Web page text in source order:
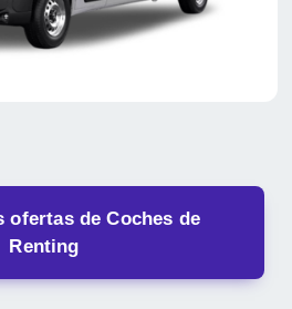
ofertas de Coches de
Renting